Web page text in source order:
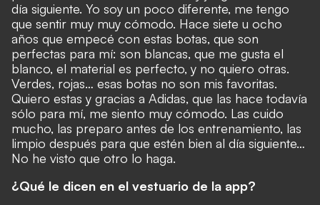
día siguiente. Yo soy un poco diferente, me tengo
que sentir muy muy cómodo. Hace siete u ocho
años que empecé con estas botas, que son
perfectas para mí: son blancas, que me gusta el
blanco, el material es perfecto, y no quiero otras.
Verdes, rojas… esas botas no son mis favoritas.
Quiero estas y gracias a Adidas, que las hace todavía
sólo para mí, me siento muy cómodo. Las cuido
mucho, las preparo antes de los entrenamiento, las
limpio después para que estén bien al día siguiente…
No he visto que otro lo haga.
¿Qué le dicen en el vestuario de la app?